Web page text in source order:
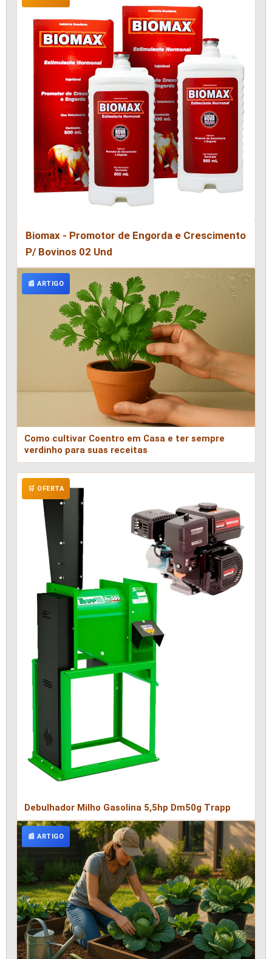
Biomax - Promotor de Engorda e Crescimento
P/ Bovinos 02 Und
📰 ARTIGO
Como cultivar Coentro em Casa e ter sempre
verdinho para suas receitas
🛒 OFERTA
Debulhador Milho Gasolina 5,5hp Dm50g Trapp
📰 ARTIGO